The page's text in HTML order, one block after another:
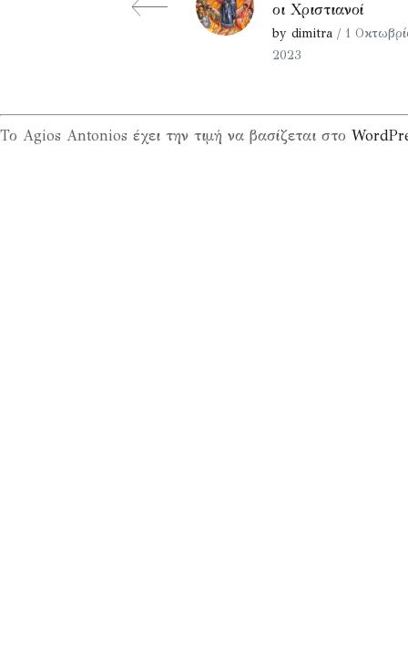
οι Χριστιανοί
by dimitra / 1
2023
Το Agios Antonios έχει την τιμή να βασίζεται στο